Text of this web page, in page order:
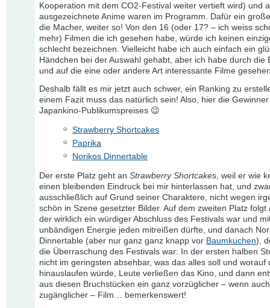
Kooperation mit dem CO2-Festival weiter vertieft wird) und
ausgezeichnete Anime waren im Programm. Dafür ein
die Macher, weiter so! Von den 16 (oder 17? – ich weiss
mehr) Filmen die ich gesehen habe, würde ich keinen
schlecht bezeichnen. Vielleicht habe ich auch einfach ein
Händchen bei der Auswahl gehabt, aber ich habe durch die
und auf die eine oder andere Art interessante Filme
Deshalb fällt es mir jetzt auch schwer, ein Ranking zu
einem Fazit muss das natürlich sein! Also, hier die
Japankino-Publikumspreises 😉
Strawberry Shortcakes
Paprika
Norikos Dinnertable
Der erste Platz geht an Strawberry Shortcakes, weil er wie
einen bleibenden Eindruck bei mir hinterlassen hat, und
ausschließlich auf Grund seiner Charaktere, nicht wegen
schön in Szene gesetzter Bilder. Auf dem zweiten Platz folgt
der wirklich ein würdiger Abschluss des Festivals war und
unbändigen Energie jeden mitreißen dürfte, und danach
Dinnertable (aber nur ganz ganz knapp vor Baumkuchen),
die Überraschung des Festivals war: In der ersten halben
nicht im geringsten absehbar, was das alles soll und worauf
hinauslaufen würde, Leute verließen das Kino, und dann
aus diesen Bruchstücken ein ganz vorzüglicher – wenn
zugänglicher – Film… bemerkenswert!